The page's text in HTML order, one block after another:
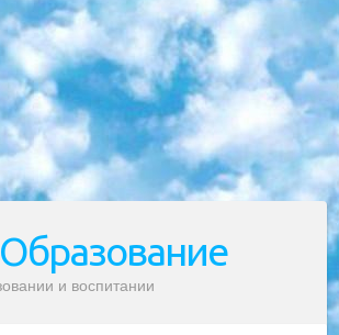
Образование
и воспитании